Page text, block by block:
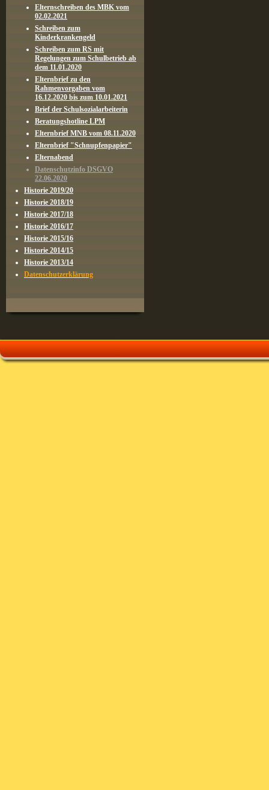
Elternschreiben des MBK vom
02.02.2021
Schreiben zum
Kinderkrankengeld
Schreiben zum RS mit
Regelungen zum Schulbetrieb ab
dem 11.01.2020
Elternbrief zu den
Rahmenvorgaben vom
16.12.2020 bis zum 10.01.2021
Brief der Schulsozialarbeiterin
Beratungshotline LPM
Elternbrief MNB vom 08.11.2020
Elternbrief "Schnupfenpapier"
Elternabend
Datenschutzinfo DSGVO
22.06.2020
Historie 2019/20
Historie 2018/19
Historie 2017/18
Historie 2016/17
Historie 2015/16
Historie 2014/15
Historie 2013/14
Datenschutzerklärung